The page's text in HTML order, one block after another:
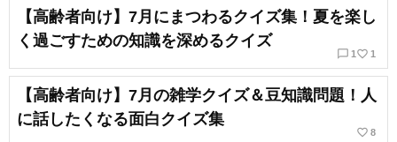
【高齢者向け】7月にまつわるクイズ集！夏を楽し
く過ごすための知識を深めるクイズ
chat_bubble_outline 1 favorite_border 1
【高齢者向け】7月の雑学クイズ＆豆知識問題！人
に話したくなる面白クイズ集
favorite_border 8